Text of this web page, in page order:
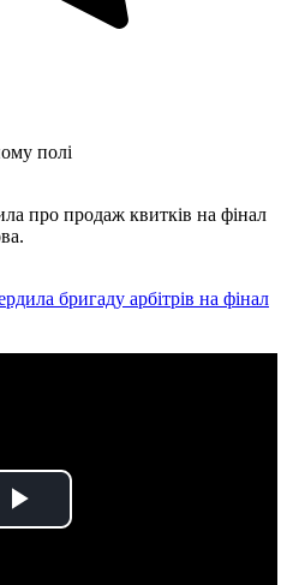
полі
про продаж квитків на фінал
бригаду арбітрів на фінал
Play